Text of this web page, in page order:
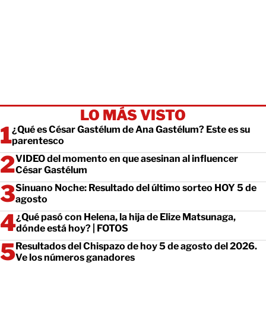
LO MÁS VISTO
¿Qué es César Gastélum de Ana Gastélum? Este es su
parentesco
VIDEO del momento en que asesinan al influencer
César Gastélum
Sinuano Noche: Resultado del último sorteo HOY 5 de
agosto
¿Qué pasó con Helena, la hija de Elize Matsunaga,
dónde está hoy? | FOTOS
Resultados del Chispazo de hoy 5 de agosto del 2026.
Ve los números ganadores